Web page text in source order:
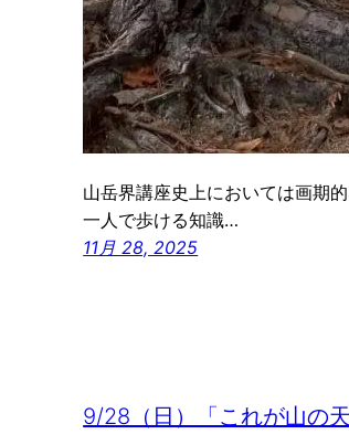
山岳界講座史上においては画期
一人で歩ける知識…
11月 28, 2025
9/28（日）「これが山の